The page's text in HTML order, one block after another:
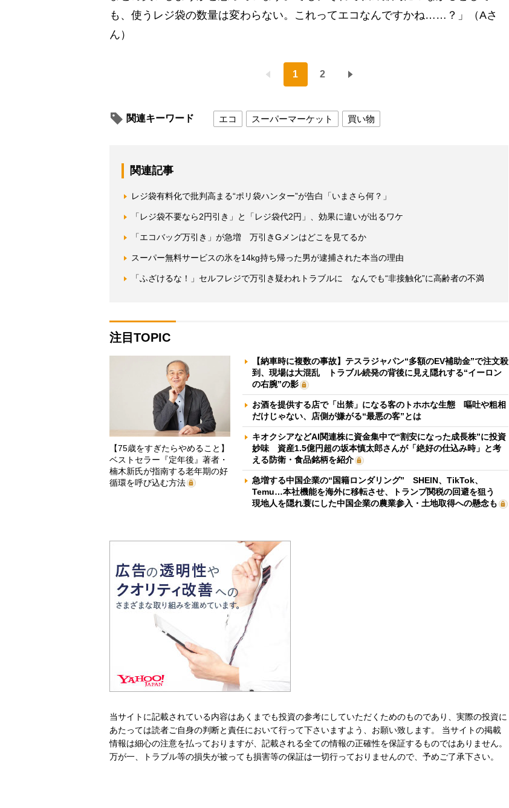
も、使うレジ袋の数量は変わらない。これってエコなんですかね……？」（Aさ
ん）
1 2
関連キーワード エコ スーパーマーケット 買い物
関連記事
レジ袋有料化で批判高まる“ポリ袋ハンター”が告白「いまさら何？」
「レジ袋不要なら2円引き」と「レジ袋代2円」、効果に違いが出るワケ
「エコバッグ万引き」が急増 万引きGメンはどこを見てるか
スーパー無料サービスの氷を14kg持ち帰った男が逮捕された本当の理由
「ふざけるな！」セルフレジで万引き疑われトラブルに なんでも“非接触化”に高齢者の不満
注目TOPIC
【75歳をすぎたらやめること】
ベストセラー『定年後』著者・
楠木新氏が指南する老年期の好
循環を呼び込む方法
【納車時に複数の事故】テスラジャパン“多額のEV補助金”で注文殺
到、現場は大混乱 トラブル続発の背後に見え隠れする“イーロン
の右腕”の影
お酒を提供する店で「出禁」になる客のトホホな生態 嘔吐や粗相
だけじゃない、店側が嫌がる“最悪の客”とは
キオクシアなどAI関連株に資金集中で“割安になった成長株”に投資
妙味 資産1.5億円超の坂本慎太郎さんが「絶好の仕込み時」と考
える防衛・食品銘柄を紹介
急増する中国企業の“国籍ロンダリング” SHEIN、TikTok、
Temu…本社機能を海外に移転させ、トランプ関税の回避を狙う
現地人を隠れ蓑にした中国企業の農業参入・土地取得への懸念も
当サイトに記載されている内容はあくまでも投資の参考にしていただくためのものであり、実際の投資に
あたっては読者ご自身の判断と責任において行って下さいますよう、お願い致します。 当サイトの掲載
情報は細心の注意を払っておりますが、記載される全ての情報の正確性を保証するものではありません。
万が一、トラブル等の損失が被っても損害等の保証は一切行っておりませんので、予めご了承下さい。